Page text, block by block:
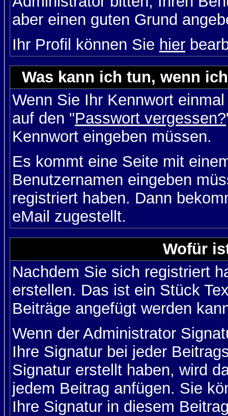
aber einen guten Grund
Ihr Profil können Sie hier
Was kann ich tun, wenn
Wenn Sie Ihr Kennwort
auf den "Passwort vergessen?
Kennwort eingeben müssen.
Es kommt eine Seite mit
Benutzernamen eingeben
registriert haben. Dann
eMail zugestellt.
Wofür
Nachdem Sie sich registriert
erstellen. Das ist ein Stück
Beiträge angefügt werden
Wenn der Administrator
Ihre Signatur bei jeder
Signatur erstellt haben, wird
jedem Beitrag anfügen. Sie
Ihre Signatur in diesem